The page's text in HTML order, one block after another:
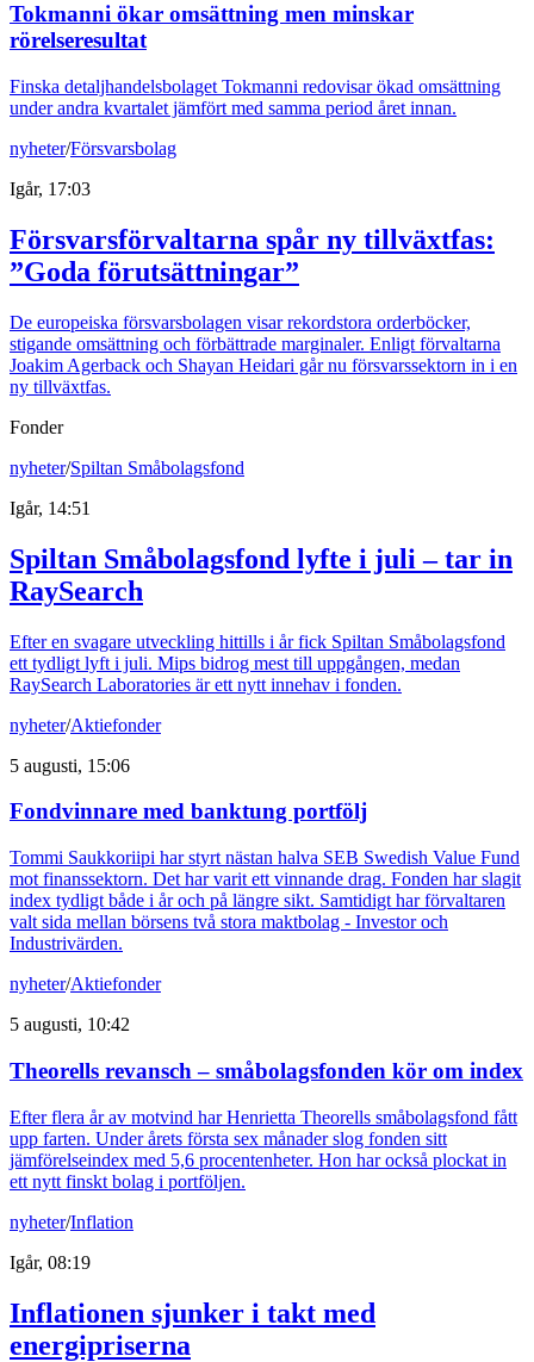
Tokmanni ökar omsättning men minskar
rörelseresultat
Finska detaljhandelsbolaget Tokmanni redovisar ökad omsättning
under andra kvartalet jämfört med samma period året innan.
nyheter/Försvarsbolag
Igår, 17:03
Försvarsförvaltarna spår ny tillväxtfas:
”Goda förutsättningar”
De europeiska försvarsbolagen visar rekordstora orderböcker,
stigande omsättning och förbättrade marginaler. Enligt förvaltarna
Joakim Agerback och Shayan Heidari går nu försvarssektorn in i en
ny tillväxtfas.
Fonder
nyheter/Spiltan Småbolagsfond
Igår, 14:51
Spiltan Småbolagsfond lyfte i juli – tar in
RaySearch
Efter en svagare utveckling hittills i år fick Spiltan Småbolagsfond
ett tydligt lyft i juli. Mips bidrog mest till uppgången, medan
RaySearch Laboratories är ett nytt innehav i fonden.
nyheter/Aktiefonder
5 augusti, 15:06
Fondvinnare med banktung portfölj
Tommi Saukkoriipi har styrt nästan halva SEB Swedish Value Fund
mot finanssektorn. Det har varit ett vinnande drag. Fonden har slagit
index tydligt både i år och på längre sikt. Samtidigt har förvaltaren
valt sida mellan börsens två stora maktbolag - Investor och
Industrivärden.
nyheter/Aktiefonder
5 augusti, 10:42
Theorells revansch – småbolagsfonden kör om index
Efter flera år av motvind har Henrietta Theorells småbolagsfond fått
upp farten. Under årets första sex månader slog fonden sitt
jämförelseindex med 5,6 procentenheter. Hon har också plockat in
ett nytt finskt bolag i portföljen.
nyheter/Inflation
Igår, 08:19
Inflationen sjunker i takt med
energipriserna